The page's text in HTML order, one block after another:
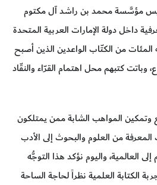
مؤسَّسة محمد بن راشد آل مكتوم
داخل دولة الإمارات العربية المتحدة
من الكتّاب الواعدين الذين أصبح
وباتت كتبهم محل اهتمام القرّاء والنقّاد
المواهب الشابة ممن يمتلكون
من العلوم والبحوث إلى الأدب
العالمية، واليوم نؤكد هذا التوجُّه
العلمية نظراً لحاجة الساحة